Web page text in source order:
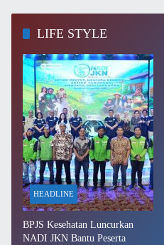
LIFE STYLE
HEADLINE
BPJS Kesehatan Luncurkan
NADI JKN Bantu Peserta